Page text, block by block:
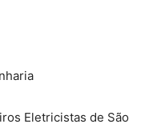
Eletricistas de São